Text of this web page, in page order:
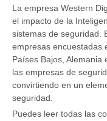
La empresa Western
el impacto de la
sistemas de seguridad.
empresas encuestadas
Países Bajos, Alemania
las empresas de
convirtiendo en un
seguridad.
Puedes leer todas las